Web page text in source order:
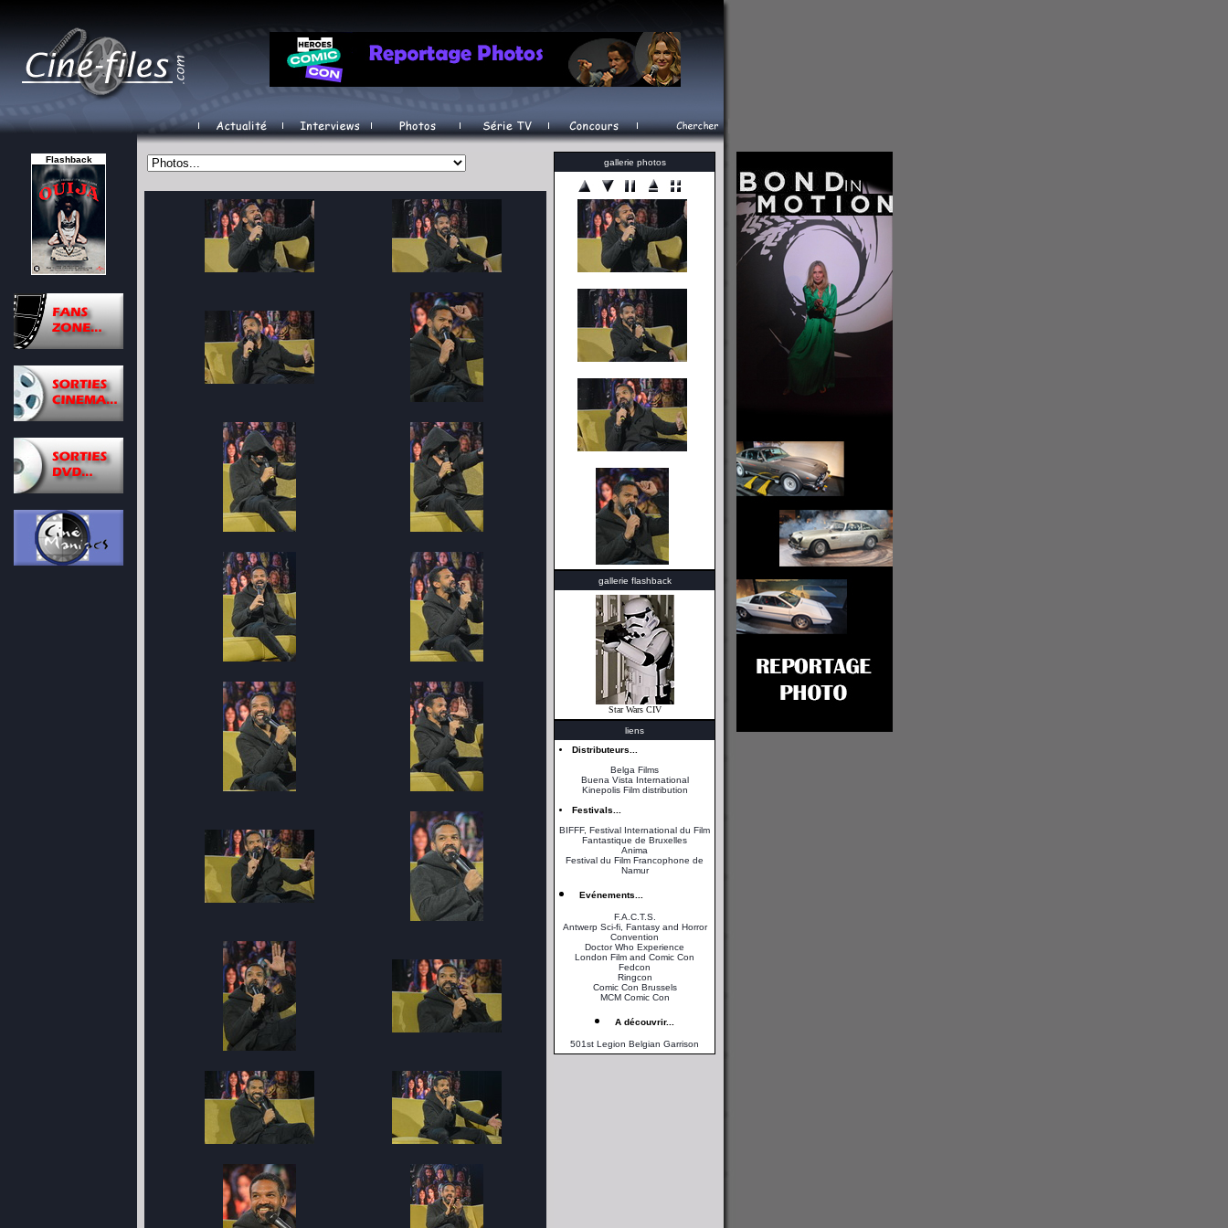
Flashback gallerie photos
gallerie flashback
Star Wars CIV
liens
Distributeurs...
Belga Films
Buena Vista International
Kinepolis Film distribution
Festivals...
BIFFF, Festival International du Film
Fantastique de Bruxelles
Anima
Festival du Film Francophone de
Namur
Evénements...
F.A.C.T.S.
Antwerp Sci-fi, Fantasy and Horror
Convention
Doctor Who Experience
London Film and Comic Con
Fedcon
Ringcon
Comic Con Brussels
MCM Comic Con
A découvrir...
501st Legion Belgian Garrison